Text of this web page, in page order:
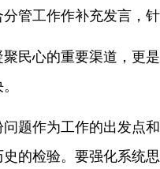
管工作作补充发言，
民心的重要渠道，更
题作为工作的出发点
的检验。要强化系统